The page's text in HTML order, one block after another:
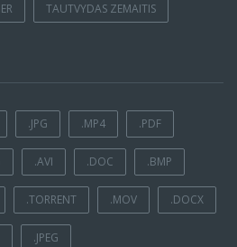
TAUTVYDAS ZEMAITIS
.JPG .MP4 .PDF
.AVI .DOC .BMP
.TORRENT .MOV .DOCX
.JPEG